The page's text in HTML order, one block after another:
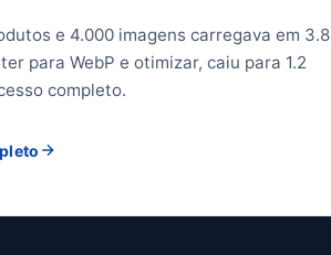
e 4.000 imagens carregava em 3.8
para WebP e otimizar, caiu para 1.2
completo.